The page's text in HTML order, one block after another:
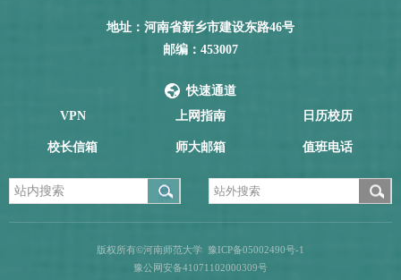
地址：河南省新乡市建设东路46号
邮编：453007
快速通道
VPN
上网指南 日历校历
校长信箱 师大邮箱 值班电话
版权所有©河南师范大学 豫ICP备05002490号-1
豫公网安备41071102000309号